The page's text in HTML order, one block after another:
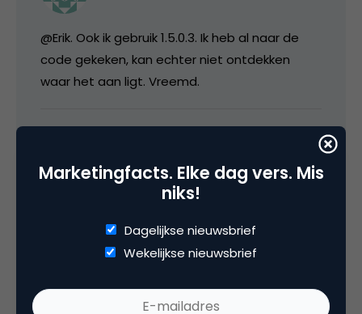
@Erik. Ook ik gebruik 1.5.0.3. Ik heb al naar de
code gekeken, kan echter niet ontdekken
waar het aan ligt. Vreemd.
30 mei 2006 om 15:40
MikeM
Marketingfacts. Elke dag vers. Mis
niks!
Dagelijkse nieuwsbrief
Wekelijkse nieuwsbrief